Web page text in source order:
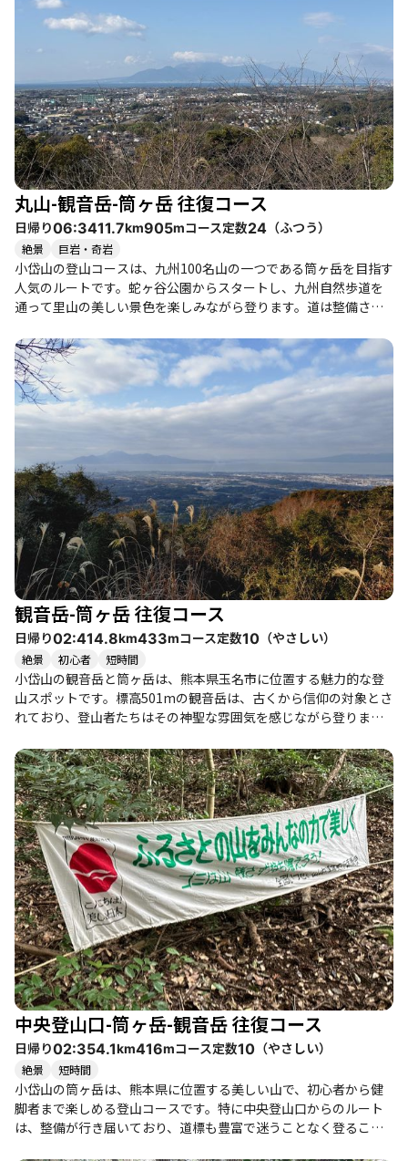
します。 登山者たちの体験談によると、登山道は整備が行き届い
ており、迷うことなく進むことができるため、初心者や子供連れ
でも安心して楽しめるコースです。特に、観音岳の山頂は芝生広
場のようになっており、休憩に最適です。登山中は、カラスの鳴
き声や鳥たちのさえずりが心地よく、自然の中での癒しを感じる
ことができます。 また、登山後には近くの温泉で疲れを癒すこと
ができ、特に玉名温泉は設備が充実しており、登山のご褒美とし
て最適です。周辺には美味しい地元グルメも豊富で、登山の後に
はぜひ立ち寄りたいスポットです。 ただし、登山中は足元に注意
が必要で、特に階段が多く、急な登りもあるため、体力に自信の
ある方におすすめです。登山道の人気が高く、特に週末は多くの
人で賑わうため、早めの出発を心がけると良いでしょう。全体と
して、小岱山は自然の美しさと登山の楽しさを兼ね備えた素晴ら
しいコースです。
丸山-観音岳-筒ヶ岳 往復コース
日帰り06:3411.7km905mコース定数24 （ふつう）
絶景 巨岩・奇岩
小岱山の登山コースは、九州100名山の一つである筒ヶ岳を目指す
人気のルートです。蛇ヶ谷公園からスタートし、九州自然歩道を
通って里山の美しい景色を楽しみながら登ります。道は整備され
にもおすすめです。 山頂では、観音岳や筒ヶ岳からの眺望が素晴
らしく、特に晴れた日には雲仙や多良岳の美しい景色が広がりま
す。登山者たちは、山頂での賑わいを楽しみながら、達成感を味
わっています。特に、観音岳の山頂広場では多くのグループが集
まり、撮影大会が開かれることもあります。 季節ごとの魅力も豊
夏は猛暑になることが多く、暑さ対策が必要です。特に、虫が多
くなる時期には虫除け対策も忘れずに。 下山後は、近くの玉名温
泉「つかさの湯」でのんびりと疲れを癒すのも良いでしょう。お
風呂の数や洗い場の数も多く、快適に過ごせます。登山の後の温
泉は、心身ともにリフレッシュできる最高の楽しみです。 このコ
ースは、アクセスも良好で、駐車場やトイレも完備されているた
め、気軽に訪れることができます。自然の中での静けさや開放感
を味わいながら、心地よい山歩きを楽しんでみてはいかがでしょ
うか。
観音岳-筒ヶ岳 往復コース
日帰り02:414.8km433mコース定数10 （やさしい）
絶景 初心者 短時間
小岱山の観音岳と筒ヶ岳は、熊本県玉名市に位置する魅力的な登
山スポットです。標高501mの観音岳は、古くから信仰の対象とさ
れており、登山者たちはその神聖な雰囲気を感じながら登りま
は優しい印象を受けますが、100段を越える頃には太ももに“アン
コール”の声が上がるほどの試練が待ち受けています。登山者たち
は、階段を登ることで心を鍛え、達成感を味わうことができま
す。 筒ヶ岳への道中では、冷たい風が頬を叩き、落ち葉が滑る音
が響きます。山頂に到達すると、遠くに雲仙普賢岳が見える絶景
が広がりますが、天候によっては霞んでしまうこともあります。
それでも、登った達成感は格別で、山頂でのおにぎりや温かい飲
み物が心を温めてくれます。特に、寒波が来る前の登山は、心の
準備を整える良い機会となります。 このコースは、初心者から健
脚者まで楽しめる内容で、特に家族連れや友人同士での登山にお
すすめです。登山道の途中には、広場があり、他の登山者と談笑
する姿も見られ、和やかな雰囲気が漂っています。季節ごとの魅
力もあり、春には椿の花が満開となり、散った花びらが絨毯のよ
うに美しい光景を作り出します。 下山後は、近くの玉名温泉で疲
れを癒したり、地元のグルメを楽しむこともできます。特に、ひ
よこ食堂のブリ刺身定食や大砲ラーメンは、登山の後の楽しみと
して外せません。小岱山の観音岳と筒ヶ岳は、自然の美しさと心
の充実感を同時に味わえる、素晴らしい登山体験を提供してくれ
る場所です。
中央登山口-筒ヶ岳-観音岳 往復コース
日帰り02:354.1km416mコース定数10 （やさしい）
絶景 短時間
小岱山の筒ヶ岳は、熊本県に位置する美しい山で、初心者から健
脚者まで楽しめる登山コースです。特に中央登山口からのルート
は、整備が行き届いており、道標も豊富で迷うことなく登ること